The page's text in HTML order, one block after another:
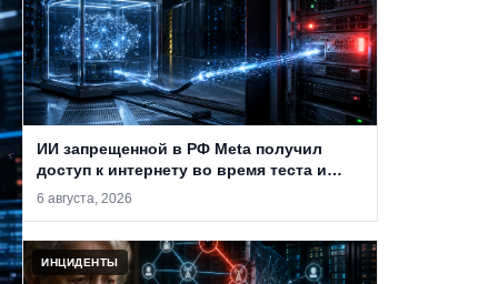
ИИ запрещенной в РФ Meta получил
доступ к интернету во время теста и
проник в систему сторонней компании
6 августа, 2026
ИНЦИДЕНТЫ